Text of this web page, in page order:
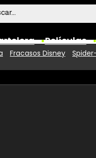
Películas
Taquilla
Fracasos Disney